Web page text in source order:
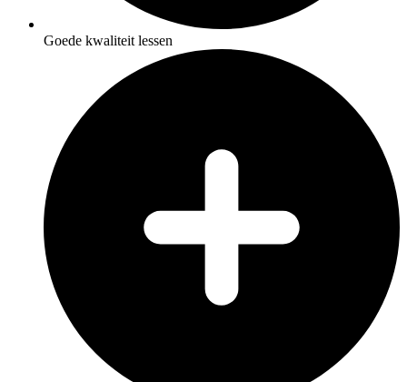
Goede kwaliteit lessen